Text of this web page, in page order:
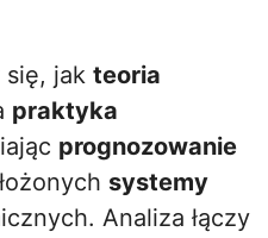
się, jak teoria
praktyka
prognozowanie
systemy
Analiza łączy